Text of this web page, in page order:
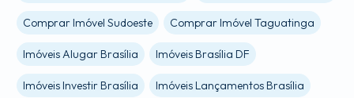
Comprar Imóvel Sudoeste Comprar Imóvel Taguatinga
Imóveis Alugar Brasília Imóveis Brasília DF
Imóveis Investir Brasília Imóveis Lançamentos Brasília